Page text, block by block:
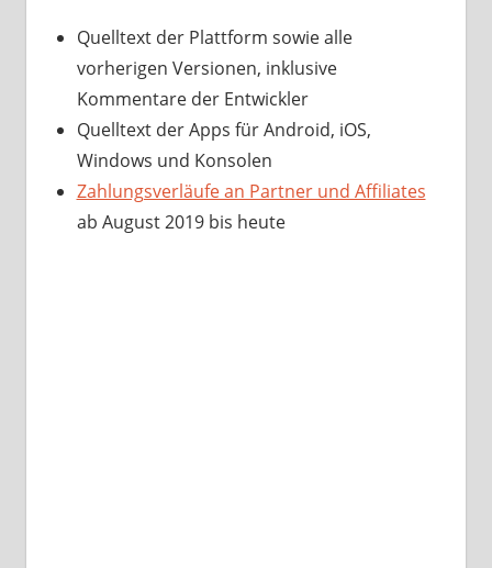
Quelltext der Plattform sowie alle
vorherigen Versionen, inklusive
Kommentare der Entwickler
Quelltext der Apps für Android, iOS,
Windows und Konsolen
Zahlungsverläufe an Partner und Affiliates
ab August 2019 bis heute